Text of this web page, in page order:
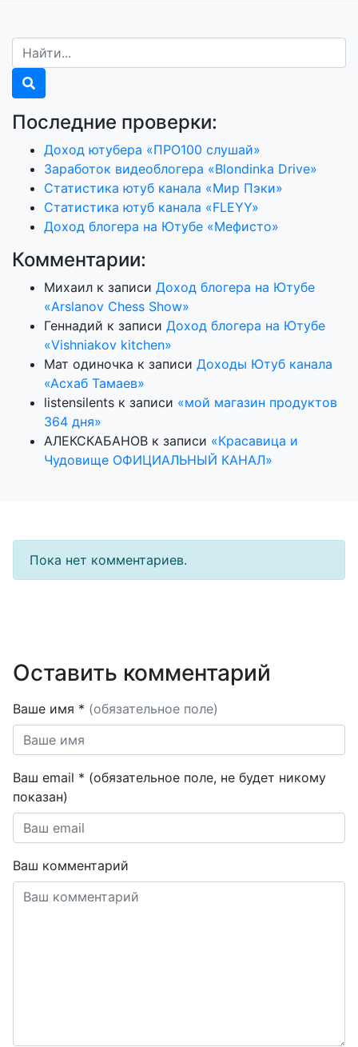
Последние проверки:
Доход ютубера «ПРО100 слушай»
Заработок видеоблогера «Blondinka Drive»
Статистика ютуб канала «Мир Пэки»
Статистика ютуб канала «FLEYY»
Доход блогера на Ютубе «Мефисто»
Комментарии:
Михаил к записи Доход блогера на Ютубе
«Arslanov Chess Show»
Геннадий к записи Доход блогера на Ютубе
«Vishniakov kitchen»
Мат одиночка к записи Доходы Ютуб канала
«Асхаб Тамаев»
listensilents к записи «мой магазин продуктов
364 дня»
АЛЕКСКАБАНОВ к записи «Красавица и
Чудовище ОФИЦИАЛЬНЫЙ КАНАЛ»
Пока нет комментариев.
Оставить комментарий
Ваше имя * (обязательное поле)
Ваш email * (обязательное поле, не будет никому
показан)
Ваш комментарий